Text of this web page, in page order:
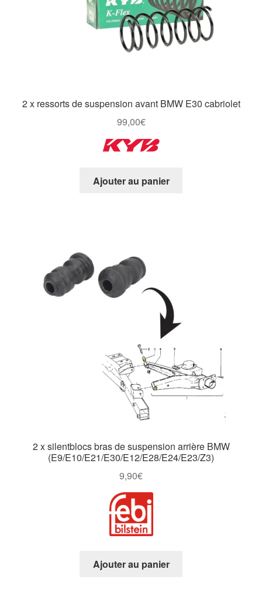
2 x ressorts de suspension avant BMW E30 cabriolet
99,00€
Ajouter au panier
2 x silentblocs bras de suspension arrière BMW
(E9/E10/E21/E30/E12/E28/E24/E23/Z3)
9,90€
Ajouter au panier